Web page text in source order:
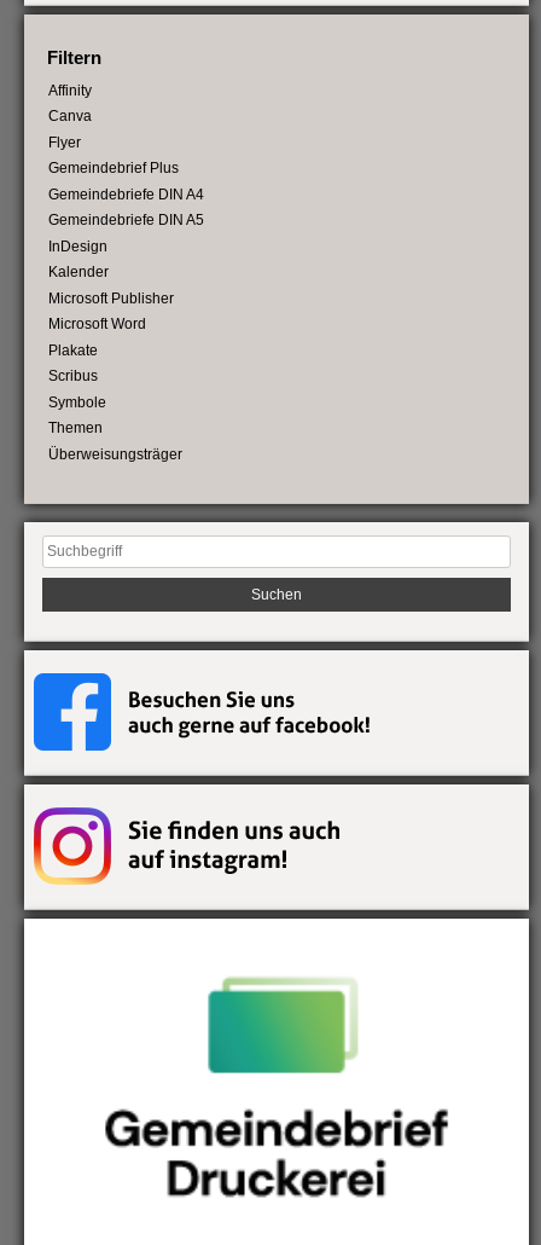
Filtern
Affinity
Canva
Flyer
Gemeindebrief Plus
Gemeindebriefe DIN A4
Gemeindebriefe DIN A5
InDesign
Kalender
Microsoft Publisher
Microsoft Word
Plakate
Scribus
Symbole
Themen
Überweisungsträger
Suchen
nach: